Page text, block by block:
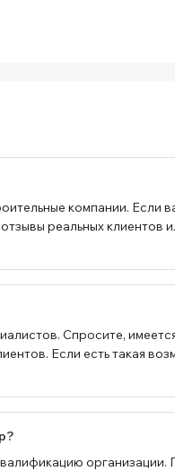
компании. Если
реальных клиентов
Спросите,
Если есть такая